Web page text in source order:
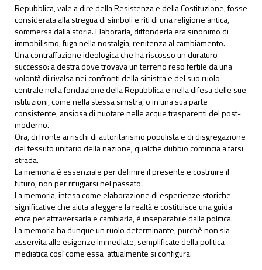
Repubblica, vale a dire della Resistenza e della Costituzione, fosse
considerata alla stregua di simboli e riti di una religione antica,
sommersa dalla storia. Elaborarla, diffonderla era sinonimo di
immobilismo, fuga nella nostalgia, renitenza al cambiamento.
Una contraffazione ideologica che ha riscosso un duraturo
successo: a destra dove trovava un terreno reso fertile da una
volontà di rivalsa nei confronti della sinistra e del suo ruolo
centrale nella fondazione della Repubblica e nella difesa delle sue
istituzioni, come nella stessa sinistra, o in una sua parte
consistente, ansiosa di nuotare nelle acque trasparenti del post-
moderno.
Ora, di fronte ai rischi di autoritarismo populista e di disgregazione
del tessuto unitario della nazione, qualche dubbio comincia a farsi
strada.
La memoria è essenziale per definire il presente e costruire il
futuro, non per rifugiarsi nel passato.
La memoria, intesa come elaborazione di esperienze storiche
significative che aiuta a leggere la realtà e costituisce una guida
etica per attraversarla e cambiarla, è inseparabile dalla politica.
La memoria ha dunque un ruolo determinante, purchè non sia
asservita alle esigenze immediate, semplificate della politica
mediatica così come essa attualmente si configura.